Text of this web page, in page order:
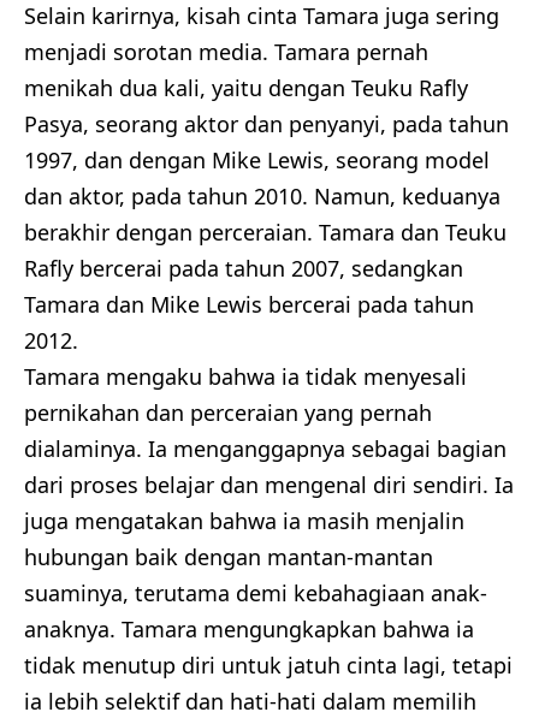
Selain karirnya, kisah cinta Tamara juga sering
menjadi sorotan media. Tamara pernah
menikah dua kali, yaitu dengan Teuku Rafly
Pasya, seorang aktor dan penyanyi, pada tahun
1997, dan dengan Mike Lewis, seorang model
dan aktor, pada tahun 2010. Namun, keduanya
berakhir dengan perceraian. Tamara dan Teuku
Rafly bercerai pada tahun 2007, sedangkan
Tamara dan Mike Lewis bercerai pada tahun
2012.
Tamara mengaku bahwa ia tidak menyesali
pernikahan dan perceraian yang pernah
dialaminya. Ia menganggapnya sebagai bagian
dari proses belajar dan mengenal diri sendiri. Ia
juga mengatakan bahwa ia masih menjalin
hubungan baik dengan mantan-mantan
suaminya, terutama demi kebahagiaan anak-
anaknya. Tamara mengungkapkan bahwa ia
tidak menutup diri untuk jatuh cinta lagi, tetapi
ia lebih selektif dan hati-hati dalam memilih